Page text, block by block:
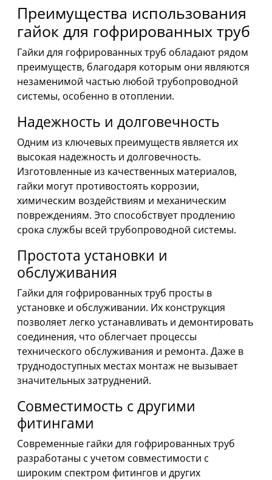
Преимущества использования
гайок для гофрированных труб
Гайки для гофрированных труб обладают рядом
преимуществ, благодаря которым они являются
незаменимой частью любой трубопроводной
системы, особенно в отоплении.
Надежность и долговечность
Одним из ключевых преимуществ является их
высокая надежность и долговечность.
Изготовленные из качественных материалов,
гайки могут противостоять коррозии,
химическим воздействиям и механическим
повреждениям. Это способствует продлению
срока службы всей трубопроводной системы.
Простота установки и
обслуживания
Гайки для гофрированных труб просты в
установке и обслуживании. Их конструкция
позволяет легко устанавливать и демонтировать
соединения, что облегчает процессы
технического обслуживания и ремонта. Даже в
труднодоступных местах монтаж не вызывает
значительных затруднений.
Совместимость с другими
фитингами
Современные гайки для гофрированных труб
разработаны с учетом совместимости с
широким спектром фитингов и других